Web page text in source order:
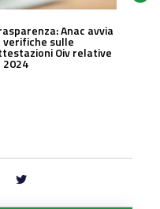
Anac avvia
verifiche sulle
Oiv relative
2024